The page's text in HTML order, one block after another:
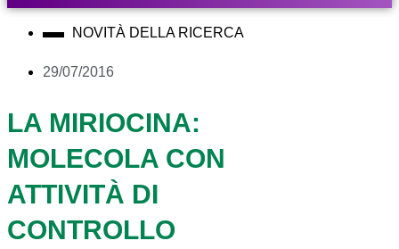
NOVITÀ DELLA RICERCA
29/07/2016
LA MIRIOCINA:
MOLECOLA CON
ATTIVITÀ DI
CONTROLLO